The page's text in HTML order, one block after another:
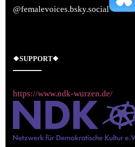
‪@femalevoices.bsky.social‬
❖SUPPORT❖
https://www.ndk-wurzen.de/